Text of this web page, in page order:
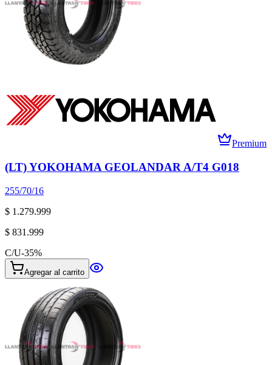
Premium
(LT) YOKOHAMA GEOLANDAR A/T4 G018
255/70/16
$ 1.279.999
$ 831.999
C/U-35%
Agregar al carrito